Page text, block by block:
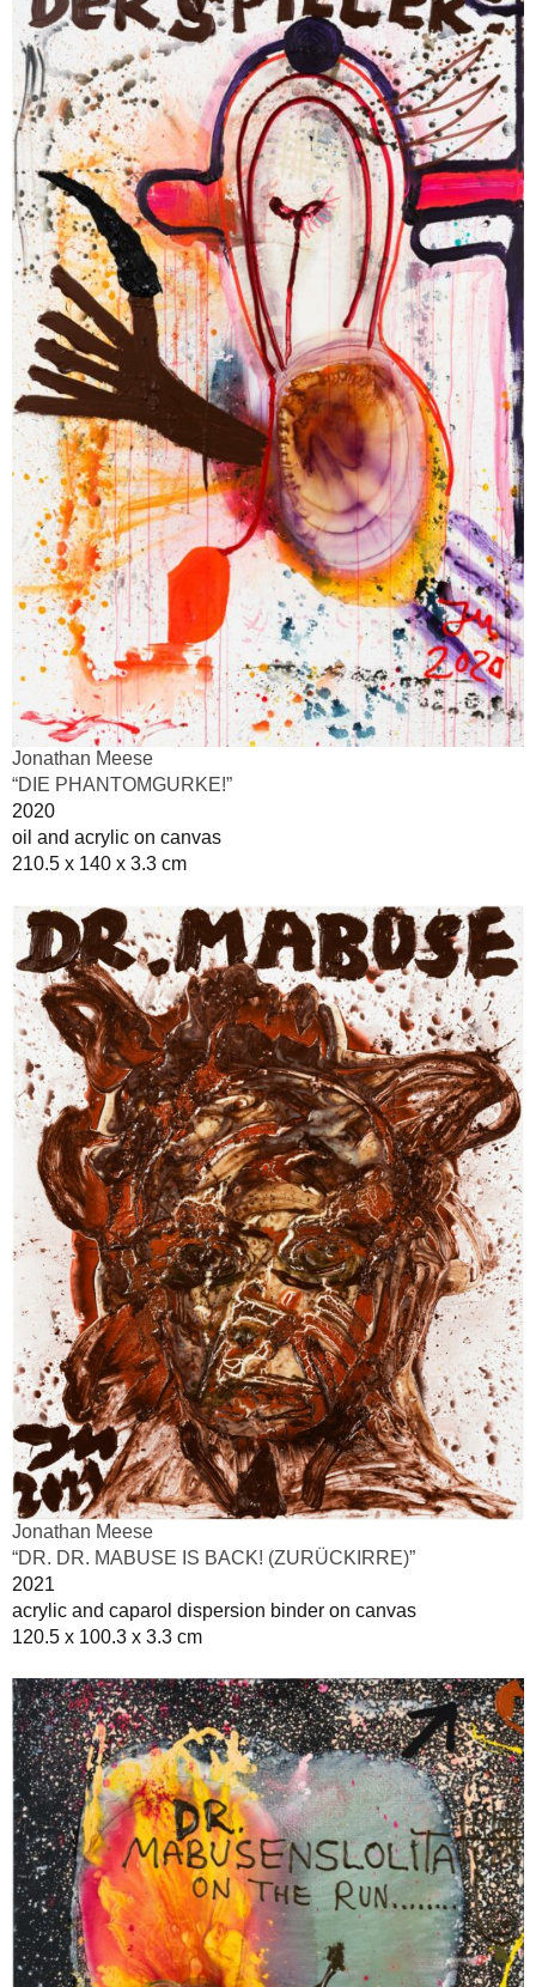
Jonathan Meese
“DIE PHANTOMGURKE!”
2020
oil and acrylic on canvas
210.5 x 140 x 3.3 cm
Jonathan Meese
“DR. DR. MABUSE IS BACK! (ZURÜCKIRRE)”
2021
acrylic and caparol dispersion binder on canvas
120.5 x 100.3 x 3.3 cm